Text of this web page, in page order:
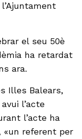
el seu 50è
ha retardat
ara.
Illes Balears,
l’acte
l’acte ha
«un referent per